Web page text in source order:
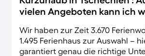
vielen Angeboten kann ich
Wir haben zur Zeit 3.670
1.495 Ferienhaus zur Auswahl –
garantiert genau die richtige